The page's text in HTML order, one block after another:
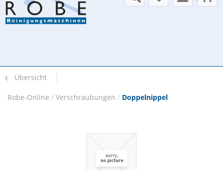
Übersicht
Robe-Online / Verschraubungen / Doppelnippel